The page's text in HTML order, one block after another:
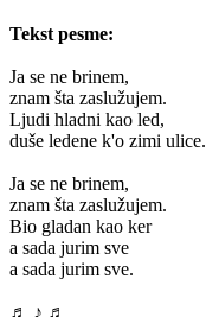
Tekst pesme:
Ja se ne brinem,
znam šta zaslužujem.
Ljudi hladni kao led,
duše ledene k'o zimi ulice.
Ja se ne brinem,
znam šta zaslužujem.
Bio gladan kao ker
a sada jurim sve
a sada jurim sve.
♬ ♪ ♬